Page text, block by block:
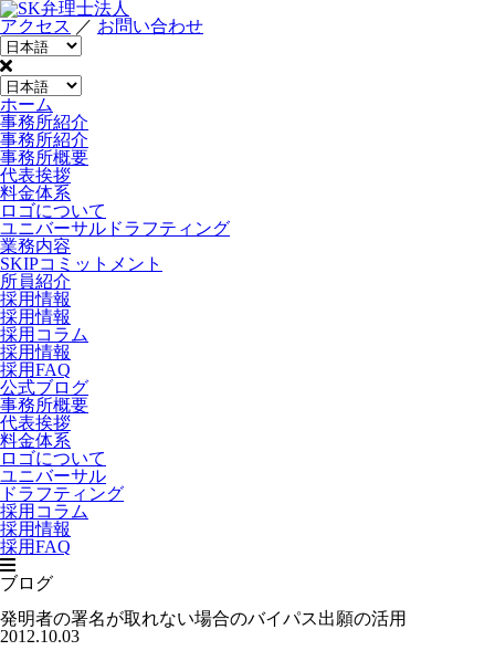
アクセス ／ お問い合わせ
ホーム
事務所紹介
事務所紹介
事務所概要
代表挨拶
料金体系
ロゴについて
ユニバーサルドラフティング
業務内容
SKIPコミットメント
所員紹介
採用情報
採用情報
採用コラム
採用情報
採用FAQ
公式ブログ
事務所概要
代表挨拶
料金体系
ロゴについて
ユニバーサル
ドラフティング
採用コラム
採用情報
採用FAQ
ブログ
発明者の署名が取れない場合のバイパス出願の活用
2012.10.03